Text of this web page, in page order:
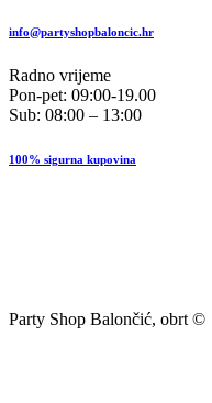
info@partyshopbaloncic.hr
Radno vrijeme
Pon-pet: 09:00-19.00
Sub: 08:00 – 13:00
100% sigurna kupovina
Party Shop Balončić, obrt ©